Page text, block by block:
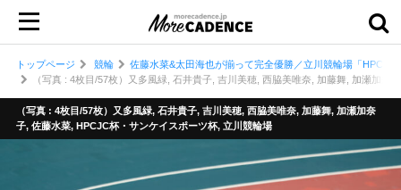
トップページ 競輪
佐藤水菜&太田海也が揃って完全優勝／立川競輪場「HPCJC
（写真 : 4枚目/57枚）又多風緑, 石井貴子, 吉川美穂, 西脇美唯奈, 加藤舞, 加瀬加
（写真 : 4枚目/57枚）又多風緑, 石井貴子, 吉川美穂, 西脇美唯奈, 加藤舞, 加瀬加奈
子, 佐藤水菜, HPCJC杯・サンケイスポーツ杯, 立川競輪場